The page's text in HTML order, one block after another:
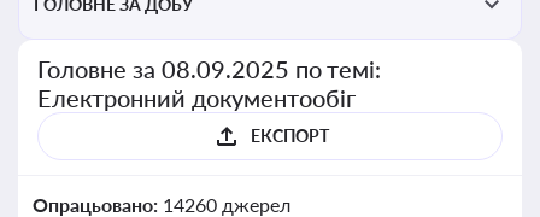
ГОЛОВНЕ ЗА ДОБУ
Головне за 08.09.2025 по темі:
Електронний документообіг
ЕКСПОРТ
Опрацьовано: 14260 джерел